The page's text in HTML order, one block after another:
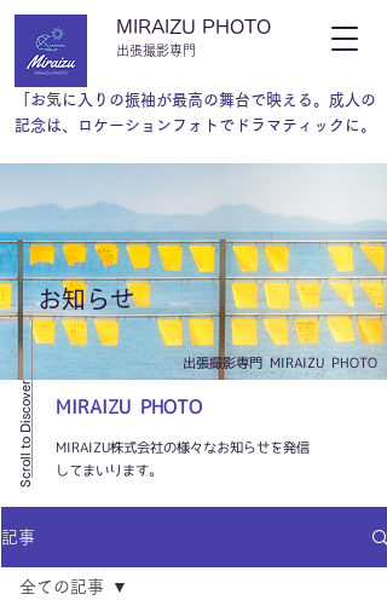
MIRAIZU PHOTO
​出張撮影専門
「お気に入りの振袖が最高の舞台で映える。成人の
記念は、ロケーションフォトでドラマティックに。
​お知らせ
​出張撮影専門 MIRAIZU PHOTO
Scroll to Discover MIRAIZU PHOTO
MIRAIZU株式会社の様々なお知らせを発信
してまいります。
記事
全ての記事